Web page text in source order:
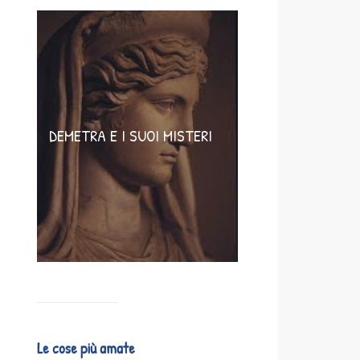
DEMETRA E I SUOI MISTERI
Le cose più amate